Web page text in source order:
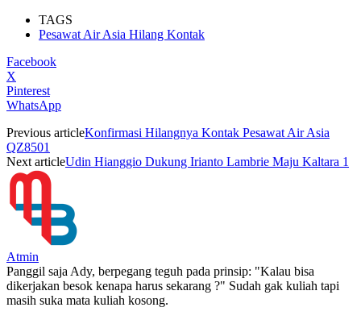
TAGS
Pesawat Air Asia Hilang Kontak
Facebook
X
Pinterest
WhatsApp
Previous articleKonfirmasi Hilangnya Kontak Pesawat Air Asia
QZ8501
Next articleUdin Hianggio Dukung Irianto Lambrie Maju Kaltara 1
Atmin
Panggil saja Ady, berpegang teguh pada prinsip: "Kalau bisa
dikerjakan besok kenapa harus sekarang ?" Sudah gak kuliah tapi
masih suka mata kuliah kosong.